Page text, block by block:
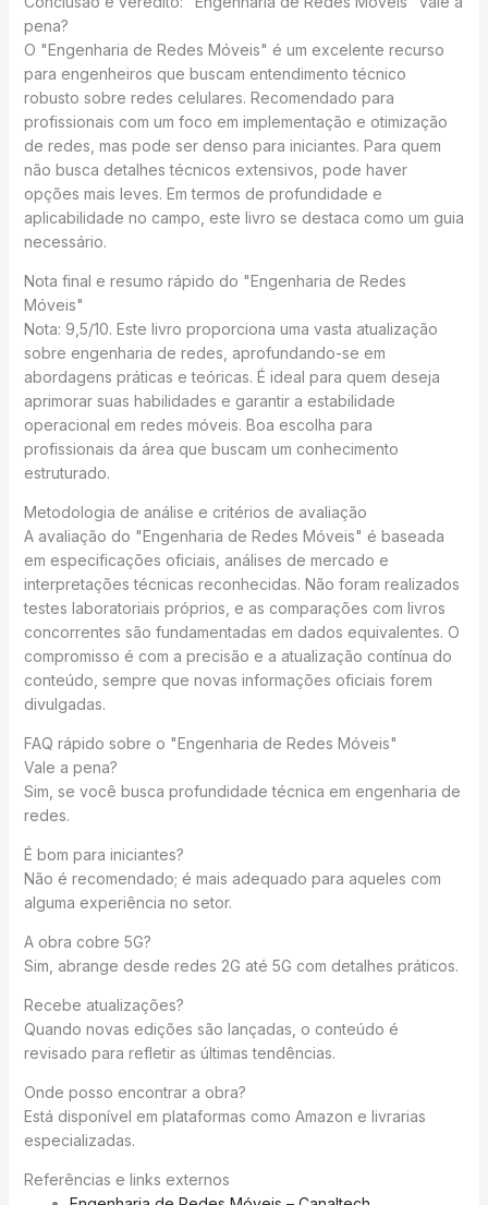
pena?
O "Engenharia de Redes Móveis" é um excelente recurso
para engenheiros que buscam entendimento técnico
robusto sobre redes celulares. Recomendado para
profissionais com um foco em implementação e otimização
de redes, mas pode ser denso para iniciantes. Para quem
não busca detalhes técnicos extensivos, pode haver
opções mais leves. Em termos de profundidade e
aplicabilidade no campo, este livro se destaca como um guia
necessário.
Nota final e resumo rápido do "Engenharia de Redes
Móveis"
Nota: 9,5/10. Este livro proporciona uma vasta atualização
sobre engenharia de redes, aprofundando-se em
abordagens práticas e teóricas. É ideal para quem deseja
aprimorar suas habilidades e garantir a estabilidade
operacional em redes móveis. Boa escolha para
profissionais da área que buscam um conhecimento
estruturado.
Metodologia de análise e critérios de avaliação
A avaliação do "Engenharia de Redes Móveis" é baseada
em especificações oficiais, análises de mercado e
interpretações técnicas reconhecidas. Não foram realizados
testes laboratoriais próprios, e as comparações com livros
concorrentes são fundamentadas em dados equivalentes. O
compromisso é com a precisão e a atualização contínua do
conteúdo, sempre que novas informações oficiais forem
divulgadas.
FAQ rápido sobre o "Engenharia de Redes Móveis"
Vale a pena?
Sim, se você busca profundidade técnica em engenharia de
redes.
É bom para iniciantes?
Não é recomendado; é mais adequado para aqueles com
alguma experiência no setor.
A obra cobre 5G?
Sim, abrange desde redes 2G até 5G com detalhes práticos.
Recebe atualizações?
Quando novas edições são lançadas, o conteúdo é
revisado para refletir as últimas tendências.
Onde posso encontrar a obra?
Está disponível em plataformas como Amazon e livrarias
especializadas.
Referências e links externos